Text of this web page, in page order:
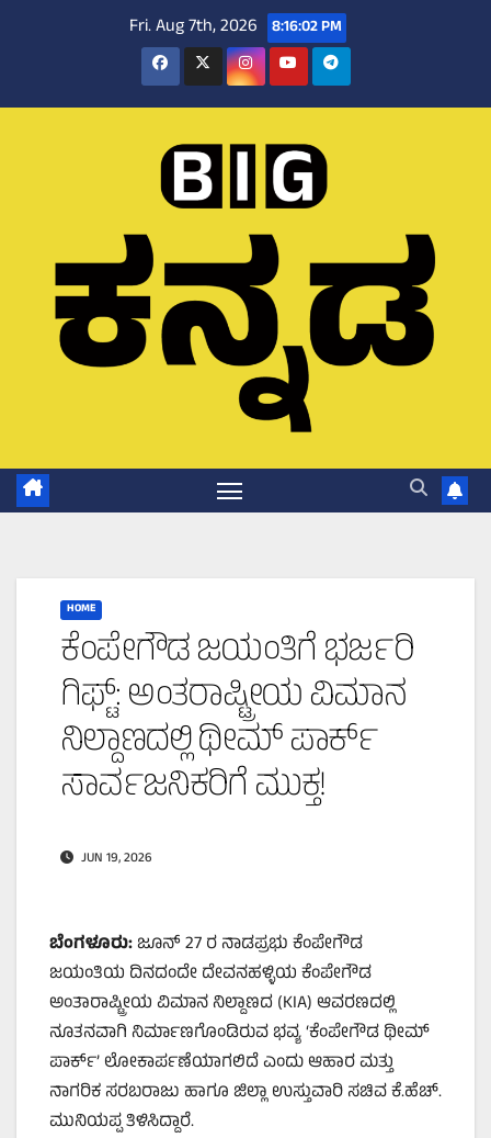
Fri. Aug 7th, 2026 8:16:03 PM
HOME
ಕೆಂಪೇಗೌಡ ಜಯಂತಿಗೆ ಭರ್ಜರಿ
ಗಿಫ್ಟ್: ಅಂತರಾಷ್ಟ್ರೀಯ ವಿಮಾನ
ನಿಲ್ದಾಣದಲ್ಲಿ ಥೀಮ್ ಪಾರ್ಕ್
ಸಾರ್ವಜನಿಕರಿಗೆ ಮುಕ್ತ!
JUN 19, 2026
ಬೆಂಗಳೂರು:ಜೂನ್ 27 ರ ನಾಡಪ್ರಭು ಕೆಂಪೇಗೌಡ
ಜಯಂತಿಯ ದಿನದಂದೇ ದೇವನಹಳ್ಳಿಯ ಕೆಂಪೇಗೌಡ
ಅಂತಾರಾಷ್ಟ್ರೀಯ ವಿಮಾನ ನಿಲ್ದಾಣದ (KIA) ಆವರಣದಲ್ಲಿ
ನೂತನವಾಗಿ ನಿರ್ಮಾಣಗೊಂಡಿರುವ ಭವ್ಯ ‘ಕೆಂಪೇಗೌಡ ಥೀಮ್
ಪಾರ್ಕ್’ ಲೋಕಾರ್ಪಣೆಯಾಗಲಿದೆ ಎಂದು ಆಹಾರ ಮತ್ತು
ನಾಗರಿಕ ಸರಬರಾಜು ಹಾಗೂ ಜಿಲ್ಲಾ ಉಸ್ತುವಾರಿ ಸಚಿವ ಕೆ.ಹೆಚ್.
ಮುನಿಯಪ್ಪ ತಿಳಿಸಿದ್ದಾರೆ.